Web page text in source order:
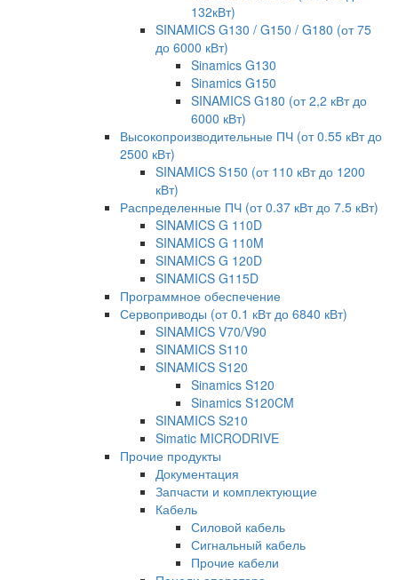
132кВт)
SINAMICS G130 / G150 / G180 (от 75
до 6000 кВт)
Sinamics G130
Sinamics G150
SINAMICS G180 (от 2,2 кВт до
6000 кВт)
Высокопроизводительные ПЧ (от 0.55 кВт до
2500 кВт)
SINAMICS S150 (от 110 кВт до 1200
кВт)
Распределенные ПЧ (от 0.37 кВт до 7.5 кВт)
SINAMICS G 110D
SINAMICS G 110M
SINAMICS G 120D
SINAMICS G115D
Программное обеспечение
Сервоприводы (от 0.1 кВт до 6840 кВт)
SINAMICS V70/V90
SINAMICS S110
SINAMICS S120
Sinamics S120
Sinamics S120CM
SINAMICS S210
Simatic MICRODRIVE
Прочие продукты
Документация
Запчасти и комплектующие
Кабель
Силовой кабель
Сигнальный кабель
Прочие кабели